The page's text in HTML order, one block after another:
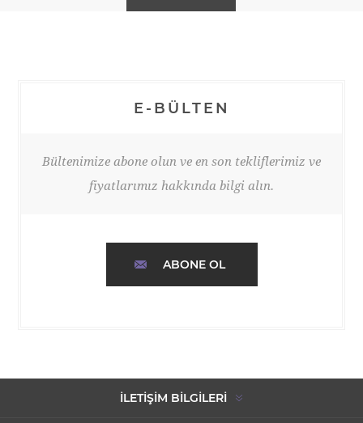
E-BÜLTEN
Bültenimize abone olun ve en son tekliflerimiz ve
fiyatlarımız hakkında bilgi alın.
ABONE OL
İLETIŞIM BILGILERI